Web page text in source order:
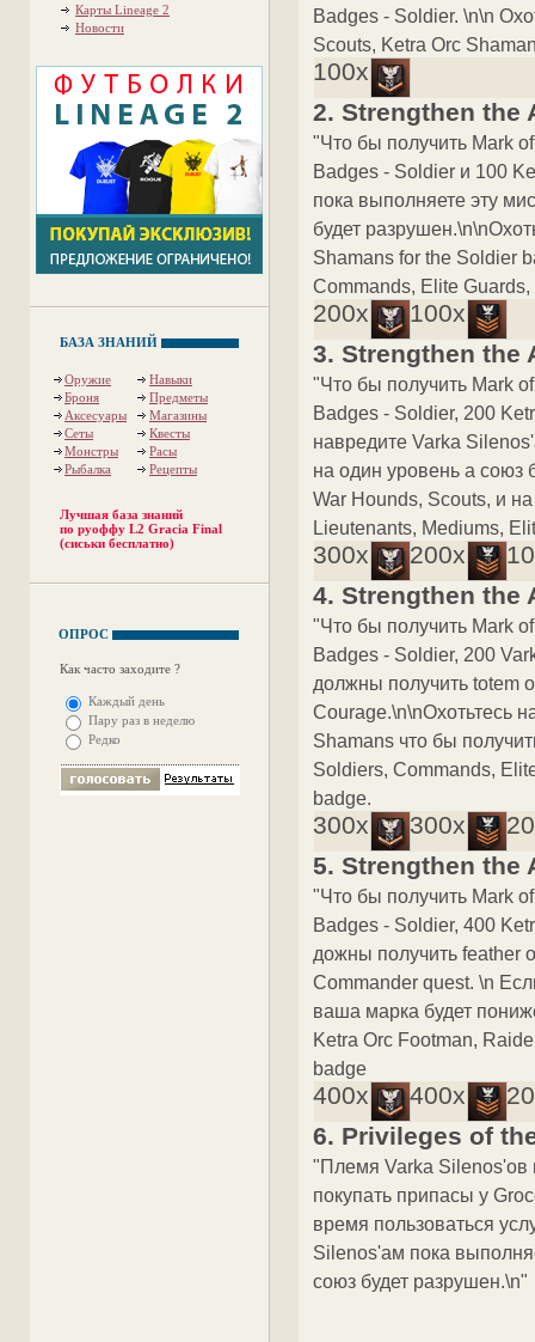
Карты Lineage 2
Новости
БАЗА ЗНАНИЙ
Оружие
Навыки
Броня
Предметы
Аксесуары
Магазины
Сеты
Квесты
Монстры
Расы
Рыбалка
Рецепты
Лучшая база знаний
по руоффу L2 Gracia Final
(сиськи бесплатно)
ОПРОС
Как часто заходите ?
Каждый день
Пару раз в неделю
Редко
Badges - Soldier. \n\n
Scouts, Ketra Orc
100x
2. Strengthen the
"Что бы получить Mark
Badges - Soldier и 100
пока выполняете эту
будет
Shamans for the Soldier
Commands, Elite
200x
100x
3. Strengthen the
"Что бы получить Mark
Badges - Soldier, 200
навредите Varka
на один уровень а союз
War Hounds, Scouts, и
Lieutenants, Mediums,
300x 200x
4. Strengthen the
"Что бы получить Mark
Badges - Soldier, 200
должны получить totem
Courage.\n\nОхотьтесь
Shamans что бы
Soldiers, Commands,
badge.
300x 300x
5. Strengthen the
"Что бы получить Mark
Badges - Soldier, 400
дожны получить feather
Commander quest. \n
ваша марка будет
Ketra Orc Footman,
badge
400x 400x
6. Privileges of
"Племя Varka Silenos'ов
покупать припасы у
время пользоваться
Silenos'ам пока
союз будет разрушен.\n"